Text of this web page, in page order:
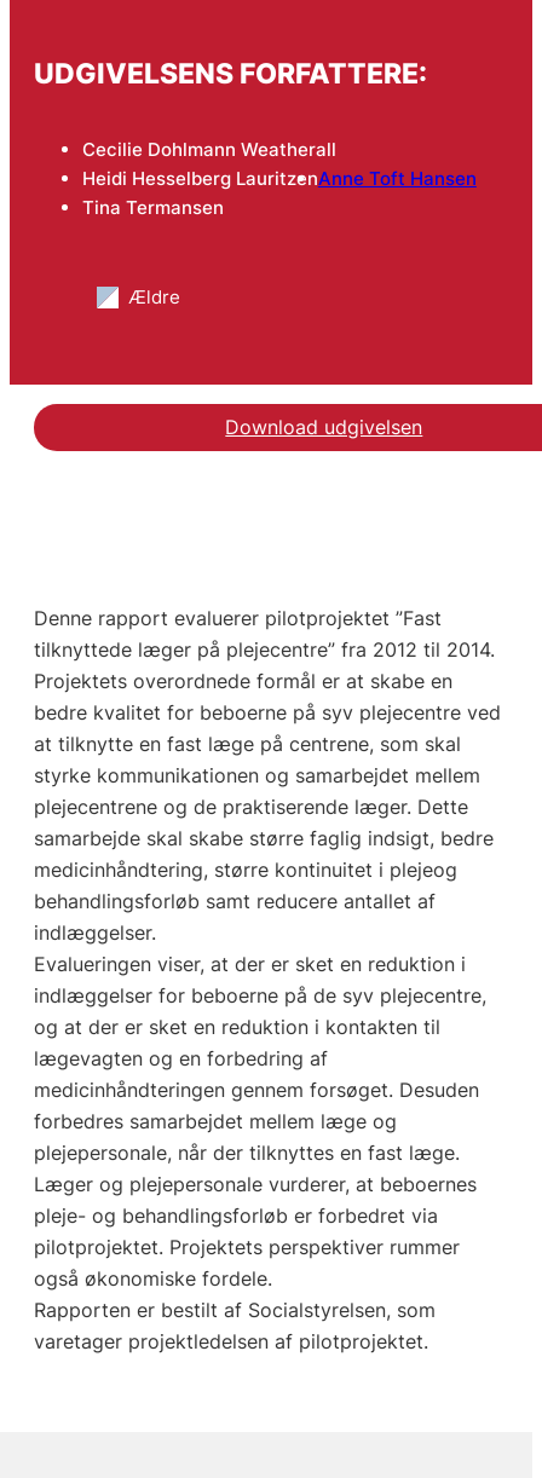
UDGIVELSENS FORFATTERE:
Cecilie Dohlmann Weatherall
Heidi Hesselberg LauritzenAnne Toft Hansen
Tina Termansen
Ældre
Download udgivelsen
Denne rapport evaluerer pilotprojektet ”Fast
tilknyttede læger på plejecentre” fra 2012 til 2014.
Projektets overordnede formål er at skabe en
bedre kvalitet for beboerne på syv plejecentre ved
at tilknytte en fast læge på centrene, som skal
styrke kommunikationen og samarbejdet mellem
plejecentrene og de praktiserende læger. Dette
samarbejde skal skabe større faglig indsigt, bedre
medicinhåndtering, større kontinuitet i plejeog
behandlingsforløb samt reducere antallet af
indlæggelser.
Evalueringen viser, at der er sket en reduktion i
indlæggelser for beboerne på de syv plejecentre,
og at der er sket en reduktion i kontakten til
lægevagten og en forbedring af
medicinhåndteringen gennem forsøget. Desuden
forbedres samarbejdet mellem læge og
plejepersonale, når der tilknyttes en fast læge.
Læger og plejepersonale vurderer, at beboernes
pleje- og behandlingsforløb er forbedret via
pilotprojektet. Projektets perspektiver rummer
også økonomiske fordele.
Rapporten er bestilt af Socialstyrelsen, som
varetager projektledelsen af pilotprojektet.